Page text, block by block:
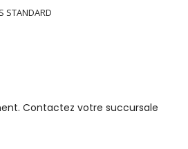
STANDARD
Contactez votre succursale